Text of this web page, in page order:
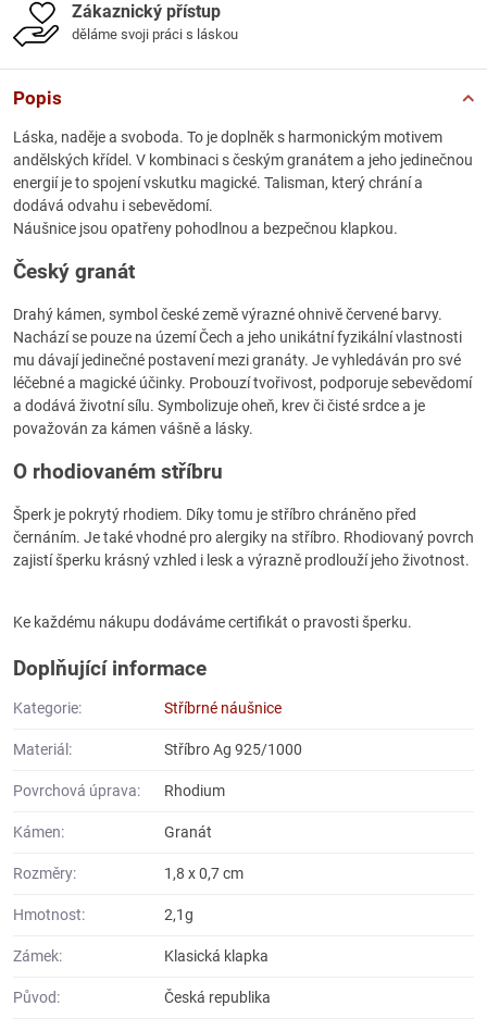
Zákaznický přístup
děláme svoji práci s láskou
Popis
Láska, naděje a svoboda. To je doplněk s harmonickým motivem
andělských křídel. V kombinaci s českým granátem a jeho jedinečnou
energií je to spojení vskutku magické. Talisman, který chrání a
dodává odvahu i sebevědomí.
Náušnice jsou opatřeny pohodlnou a bezpečnou klapkou.
Český granát
Drahý kámen, symbol české země výrazné ohnivě červené barvy.
Nachází se pouze na území Čech a jeho unikátní fyzikální vlastnosti
mu dávají jedinečné postavení mezi granáty. Je vyhledáván pro své
léčebné a magické účinky. Probouzí tvořivost, podporuje sebevědomí
a dodává životní sílu. Symbolizuje oheň, krev či čisté srdce a je
považován za kámen vášně a lásky.
O rhodiovaném stříbru
Šperk je pokrytý rhodiem. Díky tomu je stříbro chráněno před
černáním. Je také vhodné pro alergiky na stříbro. Rhodiovaný povrch
zajistí šperku krásný vzhled i lesk a výrazně prodlouží jeho životnost.
Ke každému nákupu dodáváme certifikát o pravosti šperku.
Doplňující informace
Kategorie: Stříbrné náušnice
Materiál: Stříbro Ag 925/1000
Povrchová úprava: Rhodium
Kámen: Granát
Rozměry: 1,8 x 0,7 cm
Hmotnost: 2,1g
Zámek: Klasická klapka
Původ: Česká republika